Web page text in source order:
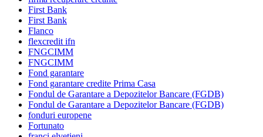
First Bank
First Bank
Flanco
flexcredit ifn
FNGCIMM
FNGCIMM
Fond garantare
Fond garantare credite Prima Casa
Fondul de Garantare a Depozitelor Bancare (FGDB)
Fondul de Garantare a Depozitelor Bancare (FGDB)
fonduri europene
Fortunato